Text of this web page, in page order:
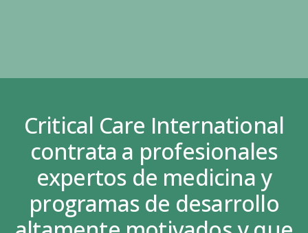
Critical Care International
contrata a profesionales
expertos de medicina y
programas de desarrollo